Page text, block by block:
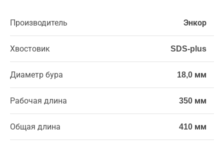
Производитель Энкор
Хвостовик SDS-plus
Диаметр бура 18,0 мм
Рабочая длина 350 мм
Общая длина 410 мм